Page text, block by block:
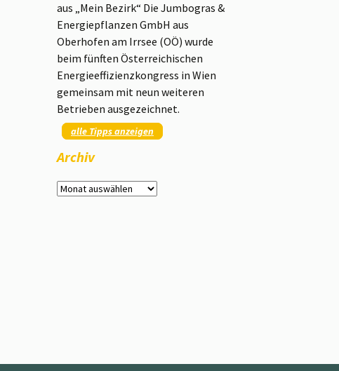
aus „Mein Bezirk“ Die Jumbogras &
Energiepflanzen GmbH aus
Oberhofen am Irrsee (OÖ) wurde
beim fünften Österreichischen
Energieeffizienzkongress in Wien
gemeinsam mit neun weiteren
Betrieben ausgezeichnet.
alle Tipps anzeigen
Archiv
Archiv